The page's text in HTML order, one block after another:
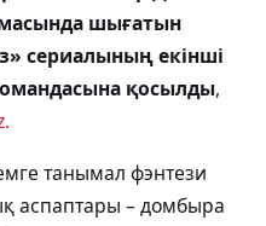
шығатын
сериалының екінші
қосылды,
танымал фэнтези
аспаптары – домбыра